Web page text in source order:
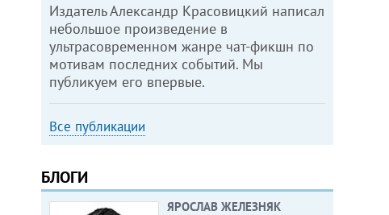
Издатель Александр Красовицкий написал
небольшое произведение в
ультрасовременном жанре чат-фикшн по
мотивам последних событий. Мы
публикуем его впервые.
Все публикации
БЛОГИ
ЯРОСЛАВ ЖЕЛЕЗНЯК